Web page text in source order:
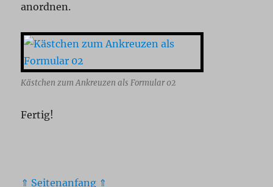
anordnen.
Kästchen zum Ankreuzen als Formular 02
Fertig!
⇑ Seitenanfang ⇑